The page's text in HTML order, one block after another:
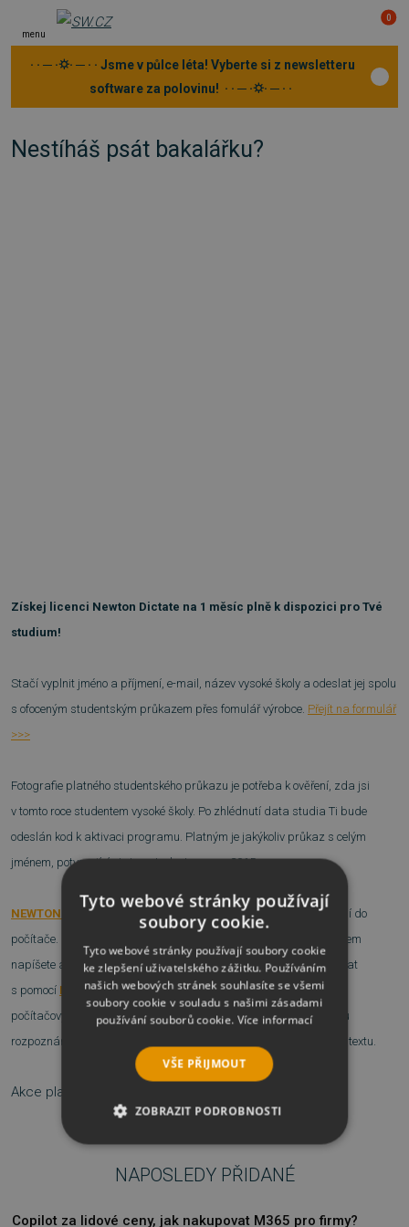
menu
0
· · ─ ·⛭· ─ · · Jsme v půlce léta! Vyberte si z newsletteru
software za polovinu! · · ─ ·⛭· ─ · ·
Nestíháš psát bakalářku?
Získej licenci Newton Dictate na 1 měsíc plně k dispozici pro Tvé
studium!
Stačí vyplnit jméno a příjmení, e-mail, název vysoké školy a odeslat jej spolu
s ofoceným studentským průkazem přes fomulář výrobce. Přejít na formulář
>>>
Fotografie platného studentského průkazu je potřeba k ověření, zda jsi
v tomto roce studentem vysoké školy. Po zhlédnutí data studia Ti bude
odeslán kod k aktivaci programu. Platným je jakýkoliv průkaz s celým
jménem, potvrzující status studenta v roce 2015.
NEWTON Dictate
je jednoduchý a intuitivní program pro diktování do
počítače. Usnadní Vám vytváření textových dokumentů, které hlasem
napíšete až 2x rychleji než tradičním psaním na klávesnici. Diktovat
s pomocí NEWTON Dictatezvládne každý uživatel se základními
počítačovými znalostmi. Díky zcela novému a unikátnímu systému
rozpoznání přináší
vyšší přesnost přepsaného textu.
Akce platí pouze do konce dubna 2015.
NAPOSLEDY PŘIDANÉ
Copilot za lidové ceny, jak nakupovat M365 pro firmy?
Tyto webové stránky používají
soubory cookie.
Tyto webové stránky používají soubory cookie
ke zlepšení uživatelského zážitku. Používáním
našich webových stránek souhlasíte se všemi
soubory cookie v souladu s našimi zásadami
používání souborů cookie. Více informací
VŠE PŘIJMOUT
ZOBRAZIT PODROBNOSTI
NEZBYTNĚ NUTNÉ SOUBORY